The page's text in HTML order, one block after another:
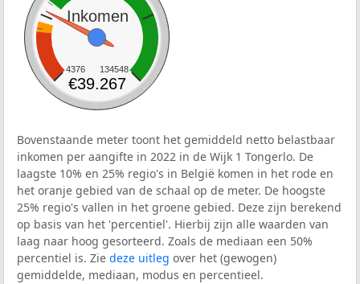
Inkomen
4376 134548
€39.267
Bovenstaande meter toont het gemiddeld netto belastbaar
inkomen per aangifte in 2022 in de Wijk 1 Tongerlo. De
laagste 10% en 25% regio's in België komen in het rode en
het oranje gebied van de schaal op de meter. De hoogste
25% regio's vallen in het groene gebied. Deze zijn berekend
op basis van het 'percentiel'. Hierbij zijn alle waarden van
laag naar hoog gesorteerd. Zoals de mediaan een 50%
percentiel is. Zie deze uitleg over het (gewogen)
gemiddelde, mediaan, modus en percentieel.